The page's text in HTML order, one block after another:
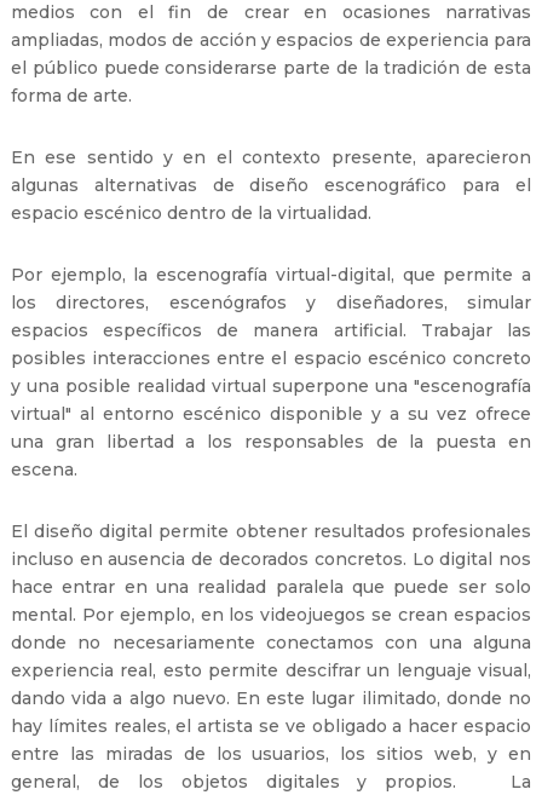
medios con el fin de crear en ocasiones narrativas
ampliadas, modos de acción y espacios de experiencia para
el público puede considerarse parte de la tradición de esta
forma de arte.
En ese sentido y en el contexto presente, aparecieron
algunas alternativas de diseño escenográfico para el
espacio escénico dentro de la virtualidad.
Por ejemplo, la escenografía virtual-digital, que permite a
los directores, escenógrafos y diseñadores, simular
espacios específicos de manera artificial. Trabajar las
posibles interacciones entre el espacio escénico concreto
y una posible realidad virtual superpone una "escenografía
virtual" al entorno escénico disponible y a su vez ofrece
una gran libertad a los responsables de la puesta en
escena.
El diseño digital permite obtener resultados profesionales
incluso en ausencia de decorados concretos. Lo digital nos
hace entrar en una realidad paralela que puede ser solo
mental. Por ejemplo, en los videojuegos se crean espacios
donde no necesariamente conectamos con una alguna
experiencia real, esto permite descifrar un lenguaje visual,
dando vida a algo nuevo. En este lugar ilimitado, donde no
hay límites reales, el artista se ve obligado a hacer espacio
entre las miradas de los usuarios, los sitios web, y en
general, de los objetos digitales y propios. La